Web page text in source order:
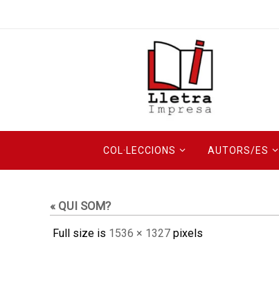
COL·LECCIONS AUTORS/ES
« QUI SOM?
Full size is 1536 × 1327 pixels